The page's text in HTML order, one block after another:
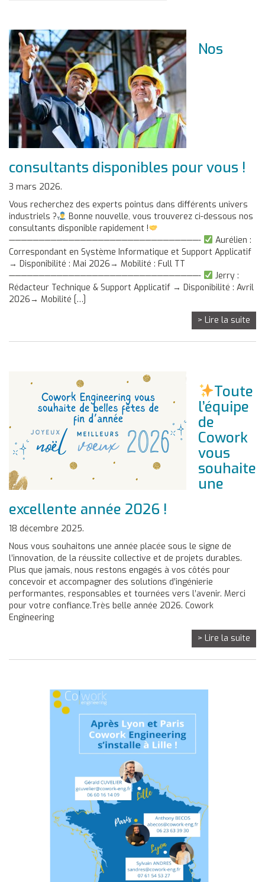
Nos
consultants disponibles pour vous !
3 mars 2026.
Vous recherchez des experts pointus dans différents univers
industriels ?
Bonne nouvelle, vous trouverez ci-dessous nos
consultants disponible rapidement !
————————————————————————————————-
Aurélien :
Correspondant en Système Informatique et Support Applicatif
→ Disponibilité : Mai 2026→ Mobilité : Full TT
————————————————————————————————-
Jerry :
Rédacteur Technique & Support Applicatif → Disponibilité : Avril
2026→ Mobilité […]
> Lire la suite
Toute
l’équipe
de
Cowork
vous
souhaite
une
excellente année 2026 !
18 décembre 2025.
Nous vous souhaitons une année placée sous le signe de
l’innovation, de la réussite collective et de projets durables.
Plus que jamais, nous restons engagés à vos côtés pour
concevoir et accompagner des solutions d’ingénierie
performantes, responsables et tournées vers l’avenir. Merci
pour votre confiance.Très belle année 2026. Cowork
Engineering
> Lire la suite